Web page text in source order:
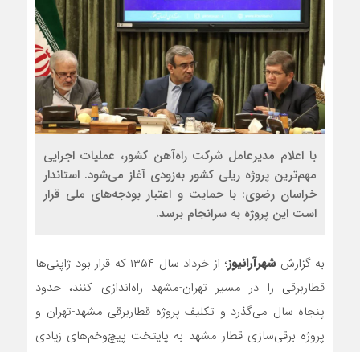
با اعلام مدیرعامل شرکت راه‌آهن کشور، عملیات اجرایی
مهم‌ترین پروژه ریلی کشور به‌زودی آغاز می‌شود. استاندار
خراسان رضوی: با حمایت و اعتبار بودجه‌های ملی قرار
است این پروژه به سرانجام برسد.
به گزارششهرآرانیوز
؛ از خرداد سال ۱۳۵۴ که قرار بود ژاپنی‌ها
قطار‌برقی را در مسیر تهران-‌مشهد راه‌اندازی کنند، حدود
پنجاه سال می‌گذرد و تکلیف پروژه قطار‌برقی مشهد-تهران و
پروژه برقی‌سازی قطار مشهد به پایتخت پیچ‌و‌خم‌های زیادی